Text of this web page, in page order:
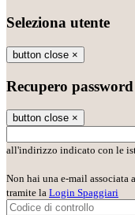
Seleziona utente
button close ×
Recupero password
button close ×
all'indirizzo indicato con le
Non hai una e-mail associata
tramite la Login Spaggiari